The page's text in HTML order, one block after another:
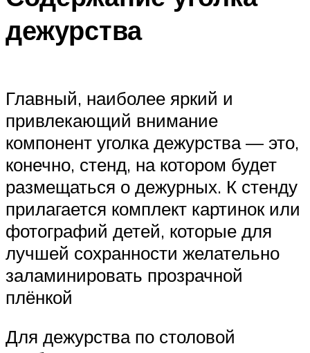
дежурства
Главный, наиболее яркий и
привлекающий внимание
компонент уголка дежурства — это,
конечно, стенд, на котором будет
размещаться о дежурных. К стенду
прилагается комплект картинок или
фотографий детей, которые для
лучшей сохранности желательно
заламинировать прозрачной
плёнкой
Для дежурства по столовой